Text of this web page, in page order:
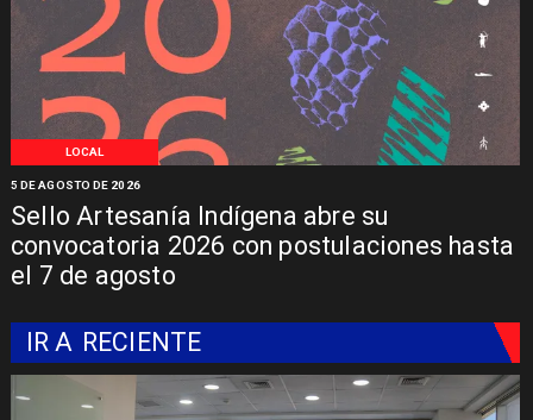
LOCAL
Sello Artesanía Indígena abre su
convocatoria 2026 con postulaciones hasta
el 7 de agosto
5 DE AGOSTO DE 2026
IR A RECIENTE